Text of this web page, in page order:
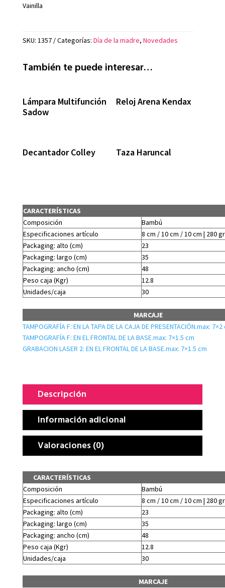
Vainilla
SKU: 1357 Categorías: Día de la madre, Novedades
También te puede interesar…
Lámpara Multifunción
Sadow
Reloj Arena Kendax
Decantador Colley Taza Haruncal
CARACTERÍSTICAS
Composición
Bambú
Especificaciones artículo
8 cm / 10 cm / 10 cm | 280 gr
Packaging: alto (cm)
23
Packaging: largo (cm)
35
Packaging: ancho (cm)
48
Peso caja (Kgr)
12.8
Unidades/caja
30
MARCAJE
TAMPOGRAFÍA F: EN LA TAPA DE LA CAJA DE PRESENTACIÓN.max:
TAMPOGRAFÍA F: EN EL FRONTAL DE LA BASE.max: 7×1.5 cm
GRABACION LASER 2: EN EL FRONTAL DE LA BASE.max: 7×1.5 cm
Descripción
Información adicional
Valoraciones (0)
CARACTERÍSTICAS
Composición
Bambú
Especificaciones artículo
8 cm / 10 cm / 10 cm | 280 gr
Packaging: alto (cm)
23
Packaging: largo (cm)
35
Packaging: ancho (cm)
48
Peso caja (Kgr)
12.8
Unidades/caja
30
MARCAJE